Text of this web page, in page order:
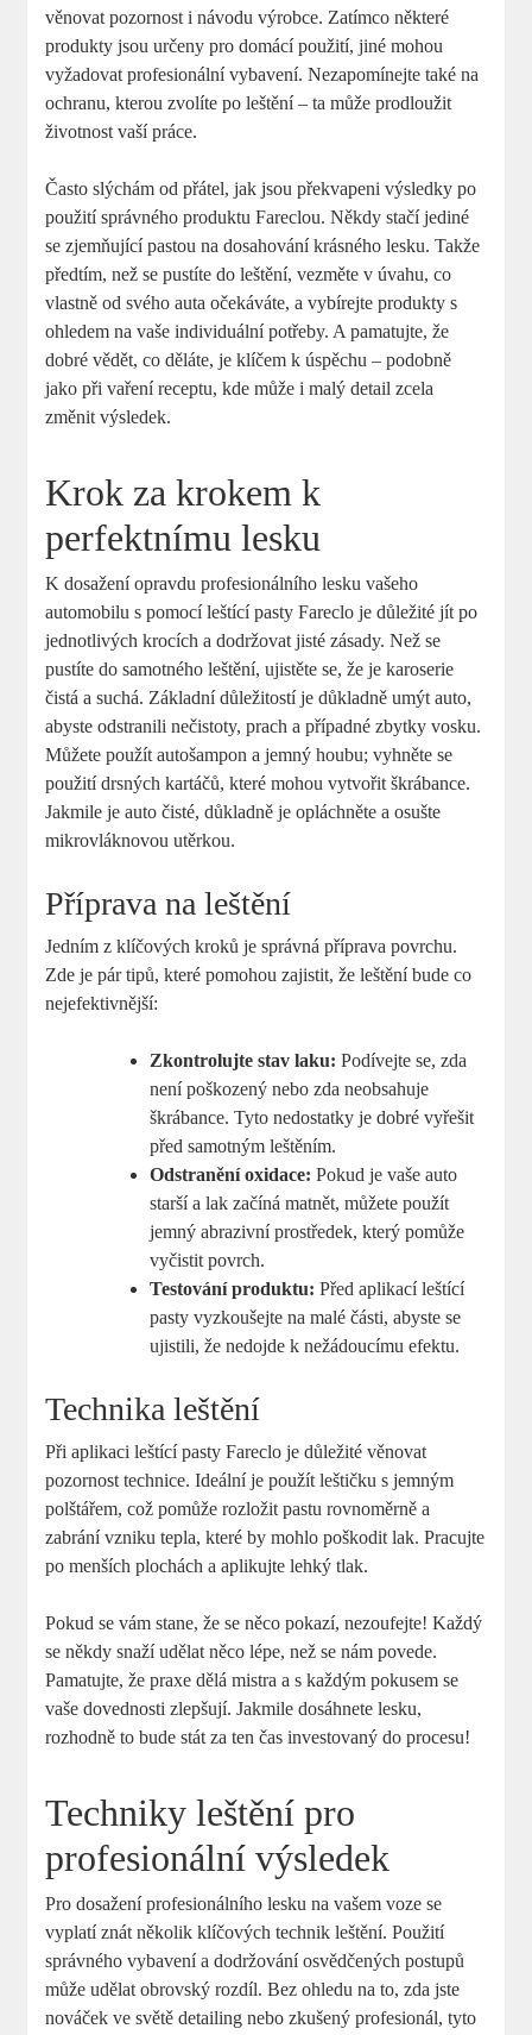
věnovat pozornost i návodu výrobce. Zatímco některé
produkty jsou určeny pro domácí použití, jiné mohou
vyžadovat profesionální vybavení. Nezapomínejte také na
ochranu, kterou zvolíte po leštění – ta může prodloužit
životnost vaší práce.
Často slýchám od přátel, jak jsou překvapeni výsledky po
použití správného produktu Fareclou. Někdy stačí jediné
se zjemňující pastou na dosahování krásného lesku. Takže
předtím, než se pustíte do leštění, vezměte v úvahu, co
vlastně od svého auta očekáváte, a vybírejte produkty s
ohledem na vaše individuální potřeby. A pamatujte, že
dobré vědět, co děláte, je klíčem k úspěchu – podobně
jako při vaření receptu, kde může i malý detail zcela
změnit výsledek.
Krok za krokem k
perfektnímu lesku
K dosažení opravdu profesionálního lesku vašeho
automobilu s pomocí leštící pasty Fareclo je důležité jít po
jednotlivých krocích a dodržovat jisté zásady. Než se
pustíte do samotného leštění, ujistěte se, že je karoserie
čistá a suchá. Základní důležitostí je důkladně umýt auto,
abyste odstranili nečistoty, prach a případné zbytky vosku.
Můžete použít autošampon a jemný houbu; vyhněte se
použití drsných kartáčů, které mohou vytvořit škrábance.
Jakmile je auto čisté, důkladně je opláchněte a osušte
mikrovláknovou utěrkou.
Příprava na leštění
Jedním z klíčových kroků je správná příprava povrchu.
Zde je pár tipů, které pomohou zajistit, že leštění bude co
nejefektivnější:
Zkontrolujte stav laku: Podívejte se, zda
není poškozený nebo zda neobsahuje
škrábance. Tyto nedostatky je dobré vyřešit
před samotným leštěním.
Odstranění oxidace: Pokud je vaše auto
starší a lak začíná matnět, můžete použít
jemný abrazivní prostředek, který pomůže
vyčistit povrch.
Testování produktu: Před aplikací leštící
pasty vyzkoušejte na malé části, abyste se
ujistili, že nedojde k nežádoucímu efektu.
Technika leštění
Při aplikaci leštící pasty Fareclo je důležité věnovat
pozornost technice. Ideální je použít leštičku s jemným
polštářem, což pomůže rozložit pastu rovnoměrně a
zabrání vzniku tepla, které by mohlo poškodit lak. Pracujte
po menších plochách a aplikujte lehký tlak.
Pokud se vám stane, že se něco pokazí, nezoufejte! Každý
se někdy snaží udělat něco lépe, než se nám povede.
Pamatujte, že praxe dělá mistra a s každým pokusem se
vaše dovednosti zlepšují. Jakmile dosáhnete lesku,
rozhodně to bude stát za ten čas investovaný do procesu!
Techniky leštění pro
profesionální výsledek
Pro dosažení profesionálního lesku na vašem voze se
vyplatí znát několik klíčových technik leštění. Použití
správného vybavení a dodržování osvědčených postupů
může udělat obrovský rozdíl. Bez ohledu na to, zda jste
nováček ve světě detailing nebo zkušený profesionál, tyto